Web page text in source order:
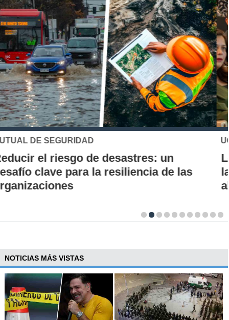
UC
Los 70 años de la Carrera de Química de
la UC: Conoce su historia, hitos y aporte
al desarrollo científico del país
NOTICIAS MÁS VISTAS